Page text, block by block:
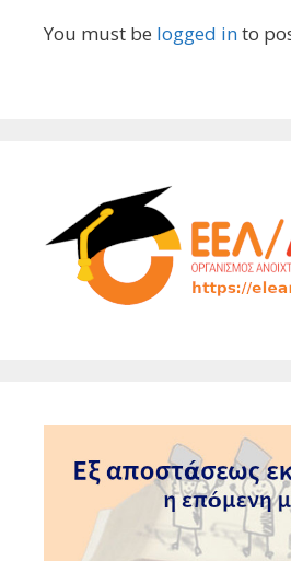
You must be logged into